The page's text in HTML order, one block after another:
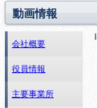
動画情報
会社概要
役員情報
主要事業所